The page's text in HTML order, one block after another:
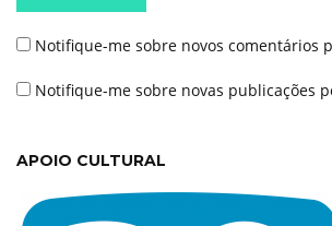
Notifique-me sobre novos comentários
Notifique-me sobre novas publicações
APOIO CULTURAL